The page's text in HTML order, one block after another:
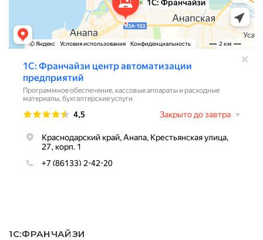
1С:ФРАНЧАЙЗИ